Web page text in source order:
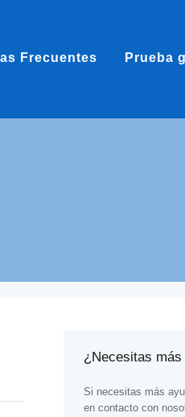
Frecuentes Prueba
¿Necesitas más
Si necesitas más
en contacto con